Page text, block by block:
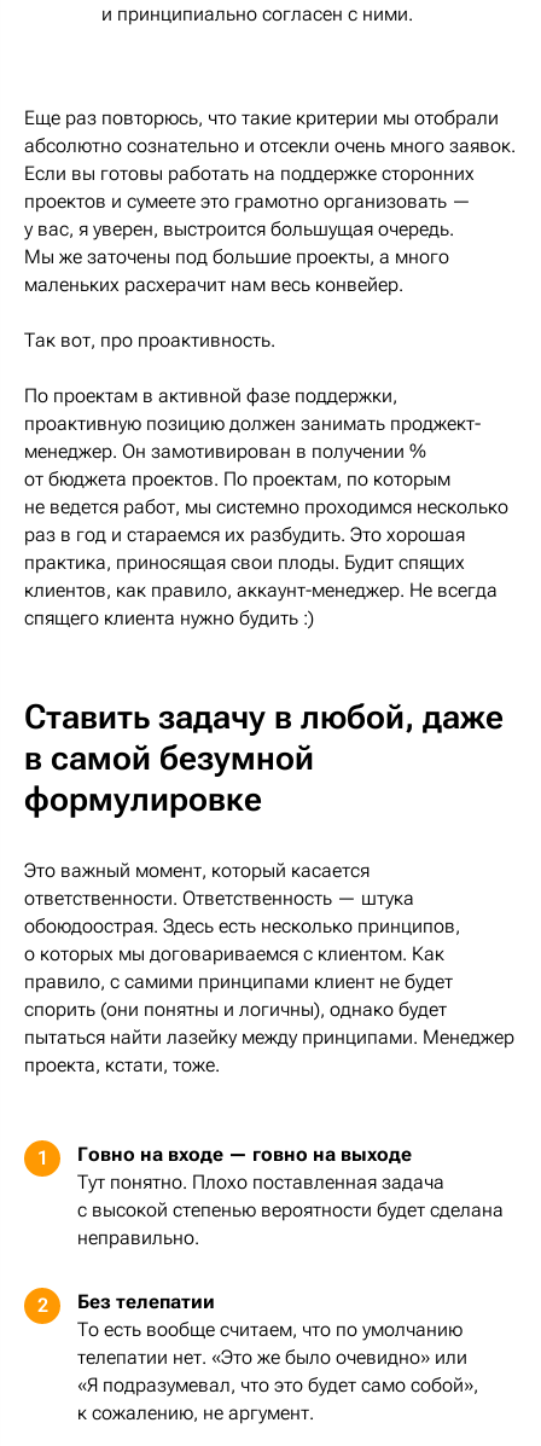
и принципиально согласен с ними.
Еще раз повторюсь, что такие критерии мы отобрали
абсолютно сознательно и отсекли очень много заявок.
Если вы готовы работать на поддержке сторонних
проектов и сумеете это грамотно организовать —
у вас, я уверен, выстроится большущая очередь.
Мы же заточены под большие проекты, а много
маленьких расхерачит нам весь конвейер.
Так вот, про проактивность.
По проектам в активной фазе поддержки,
проактивную позицию должен занимать проджект-
менеджер. Он замотивирован в получении %
от бюджета проектов. По проектам, по которым
не ведется работ, мы системно проходимся несколько
раз в год и стараемся их разбудить. Это хорошая
практика, приносящая свои плоды. Будит спящих
клиентов, как правило, аккаунт-менеджер. Не всегда
спящего клиента нужно будить :)
Ставить задачу в любой, даже
в самой безумной
формулировке
Это важный момент, который касается
ответственности. Ответственность — штука
обоюдоострая. Здесь есть несколько принципов,
о которых мы договариваемся с клиентом. Как
правило, с самими принципами клиент не будет
спорить (они понятны и логичны), однако будет
пытаться найти лазейку между принципами. Менеджер
проекта, кстати, тоже.
1
Говно на входе — говно на выходе
Тут понятно. Плохо поставленная задача
с высокой степенью вероятности будет сделана
неправильно.
2
Без телепатии
То есть вообще считаем, что по умолчанию
телепатии нет. «Это же было очевидно» или
«Я подразумевал, что это будет само собой»,
к сожалению, не аргумент.